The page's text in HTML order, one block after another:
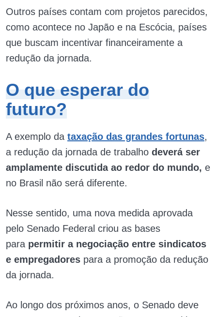
Outros países contam com projetos parecidos,
como acontece no Japão e na Escócia, países
que buscam incentivar financeiramente a
redução da jornada.
O que esperar do
futuro?
A exemplo da taxação das grandes fortunas,
a redução da jornada de trabalho deverá ser
amplamente discutida ao redor do mundo, e
no Brasil não será diferente.
Nesse sentido, uma nova medida aprovada
pelo Senado Federal criou as bases
para permitir a negociação entre sindicatos
e empregadores para a promoção da redução
da jornada.
Ao longo dos próximos anos, o Senado deve